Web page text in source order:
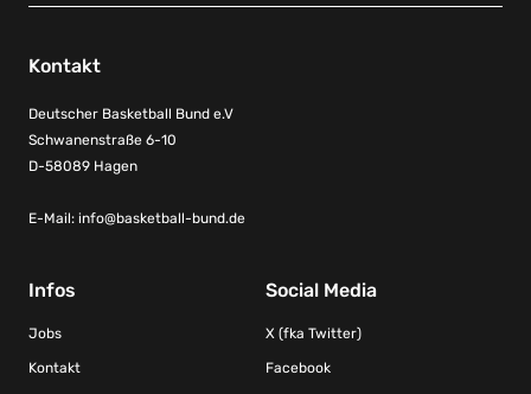
Kontakt
Deutscher Basketball Bund e.V
Schwanenstraße 6-10
D-58089 Hagen
E-Mail: info@basketball-bund.de
Infos
Jobs
Kontakt
Social Media
X (fka Twitter)
Facebook